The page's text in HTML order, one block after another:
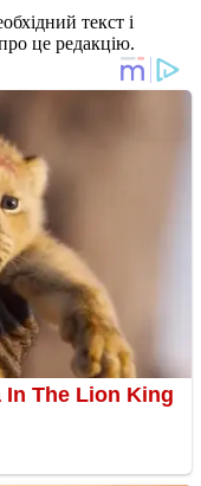
текст і
це редакцію.